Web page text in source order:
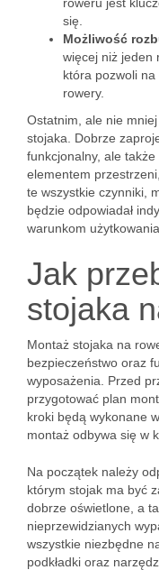
się.
Możliwość
więcej niż jeden
która pozwoli na
rowery.
Ostatnim, ale nie
stojaka. Dobrze
funkcjonalny, ale
elementem
te wszystkie czynniki,
będzie odpowiadał
warunkom użytkowania.
Jak
stojaka
Montaż stojaka na
bezpieczeństwo oraz
wyposażenia. Przed
przygotować plan
kroki będą wykonane
montaż odbywa się w
Na początek należy
którym stojak ma być
dobrze oświetlone, a
nieprzewidzianych
wszystkie niezbędne
podkładki oraz